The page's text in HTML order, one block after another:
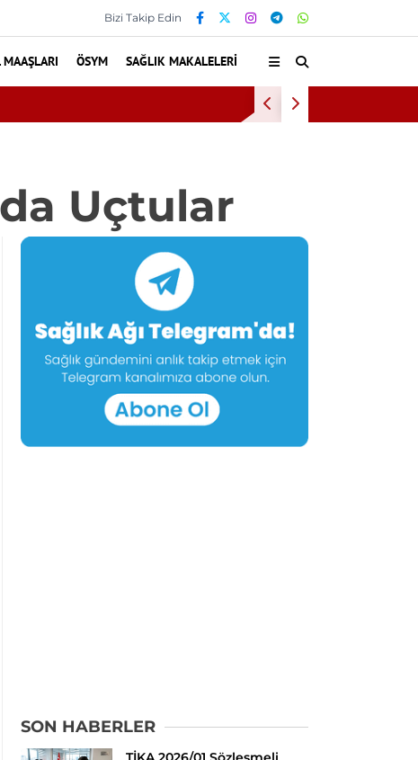
Bizi Takip Edin
MAAŞLARI ÖSYM SAĞLIK MAKALELERI
mı? Bel ve Boyun Fıtığında Doğru Tedavi Seçimi
Uçtular
SON HABERLER